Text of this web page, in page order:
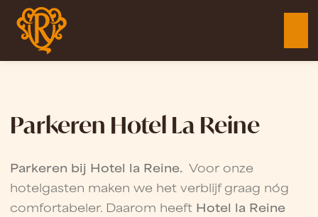
Parkeren Hotel La Reine
Parkeren bij Hotel la Reine. Voor onze
hotelgasten maken we het verblijf graag nóg
comfortabeler. Daarom heeft Hotel la Reine